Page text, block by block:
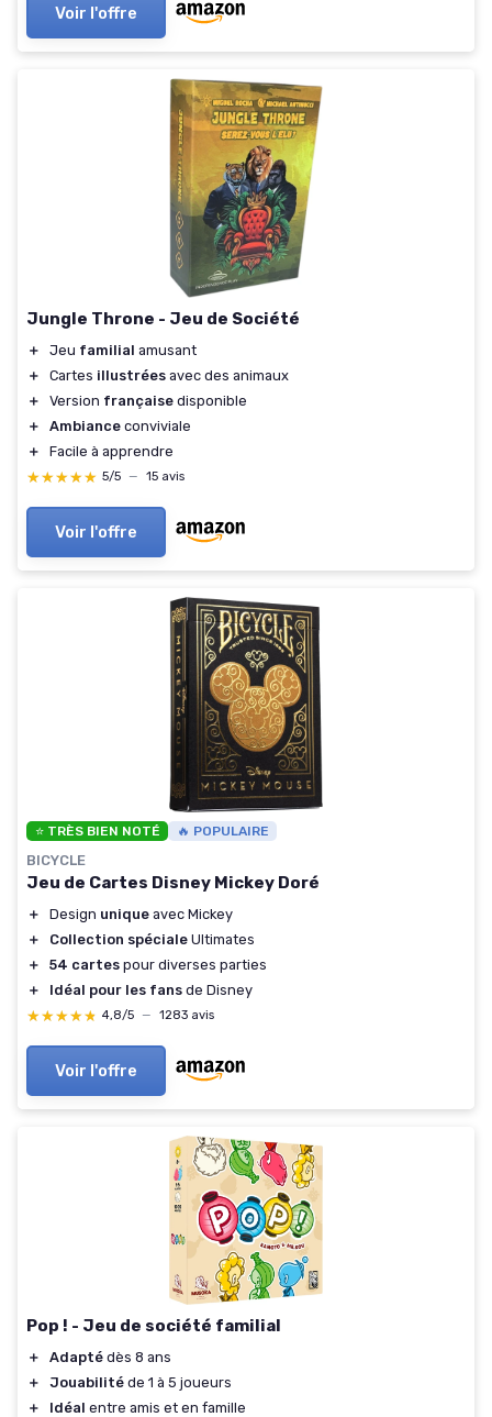
Voir l'offre
Jungle Throne - Jeu de Société
＋ Jeu familial amusant
＋
Cartes illustrées avec des animaux
＋
Version française disponible
＋
Ambiance conviviale
＋
Facile à apprendre
★★★★★
★★★★★ 5/5 — 15 avis
Voir l'offre
⭐ TRÈS BIEN NOTÉ 🔥 POPULAIRE
BICYCLE
Jeu de Cartes Disney Mickey Doré
＋ Design unique avec Mickey
＋
Collection spéciale Ultimates
＋
54 cartes pour diverses parties
＋
Idéal pour les fans de Disney
★★★★★
★★★★★ 4,8/5 — 1283 avis
Voir l'offre
Pop ! - Jeu de société familial
＋ Adapté dès 8 ans
＋
Jouabilité de 1 à 5 joueurs
＋
Idéal entre amis et en famille